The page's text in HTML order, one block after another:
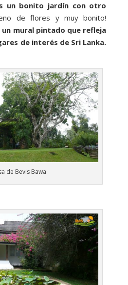
un bonito jardín con otro
de flores y muy bonito!
un mural pintado que refleja
de interés de Sri Lanka.
de Bevis Bawa